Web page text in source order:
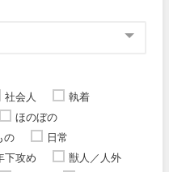
社会人
執着
ほのぼの
の
日常
下攻め
獣人／人外